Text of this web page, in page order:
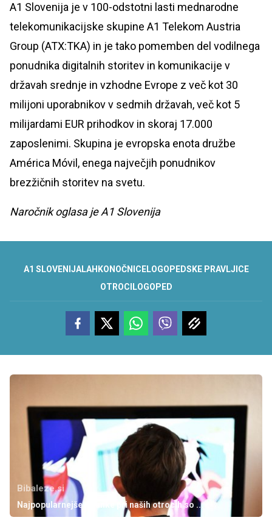
A1 Slovenija je v 100-odstotni lasti mednarodne
telekomunikacijske skupine A1 Telekom Austria
Group (ATX:TKA) in je tako pomemben del vodilnega
ponudnika digitalnih storitev in komunikacije v
državah srednje in vzhodne Evrope z več kot 30
milijoni uporabnikov v sedmih državah, več kot 5
milijardami EUR prihodkov in skoraj 17.000
zaposlenimi. Skupina je evropska enota družbe
América Móvil, enega največjih ponudnikov
brezžičnih storitev na svetu.
Naročnik oglasa je A1 Slovenija
A1 SLOVENIJALAHKONOČNICELOGOPEDSKE PRAVLJICE
OTROCI LOGOPED
Bibaleze.si
Najpopularnejše risanke pri naših otrocih so ...